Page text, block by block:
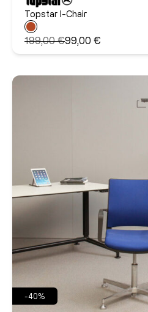
Topstar I-Chair
199,00 €99,00 €
-40%